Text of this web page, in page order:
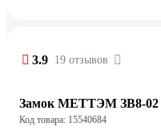
3.9 19 отзывов
Замок МЕТТЭМ ЗВ8-02
Код товара: 15540684